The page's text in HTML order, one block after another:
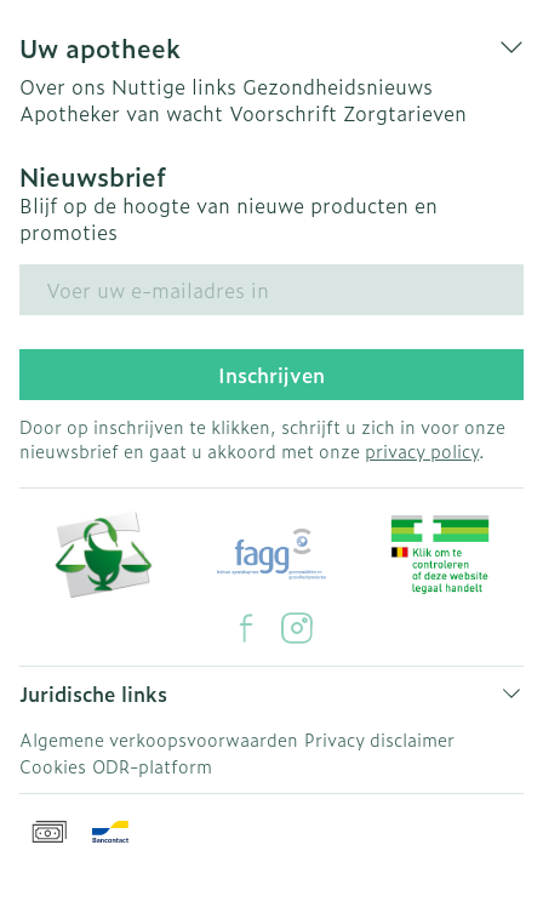
Uw apotheek
Over ons Nuttige links Gezondheidsnieuws
Apotheker van wacht Voorschrift Zorgtarieven
Nieuwsbrief
Blijf op de hoogte van nieuwe producten en
promoties
Inschrijven
Door op inschrijven te klikken, schrijft u zich in voor onze
nieuwsbrief en gaat u akkoord met onze privacy policy.
Juridische links
Algemene verkoopsvoorwaarden Privacy disclaimer
Cookies ODR-platform